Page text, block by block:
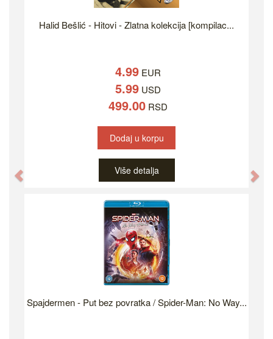
Halid Bešlić - Hitovi - Zlatna kolekcija [kompilac...
4.99 EUR
5.99 USD
499.00 RSD
Dodaj u korpu
Više detalja
Spajdermen - Put bez povratka / Spider-Man: No Way...